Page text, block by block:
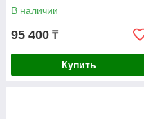
В наличии
95 400 ₸
Купить